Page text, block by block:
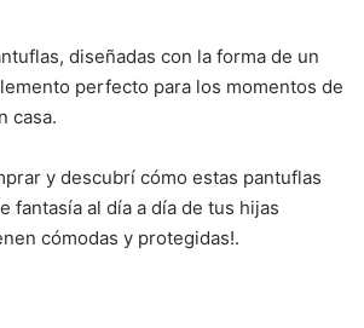
diseñadas con la forma de un
perfecto para los momentos de
casa.
y descubrí cómo estas pantuflas
fantasía al día a día de tus hijas
cómodas y protegidas!.